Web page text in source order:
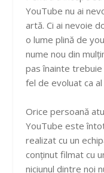
YouTube nu ai
artă. Ci ai nevoie
o lume plină de
nume nou din
pas înainte trebuie
fel de evoluat ca al
Orice persoană
YouTube este
realizat cu un
conținut filmat cu
niciunul dintre noi